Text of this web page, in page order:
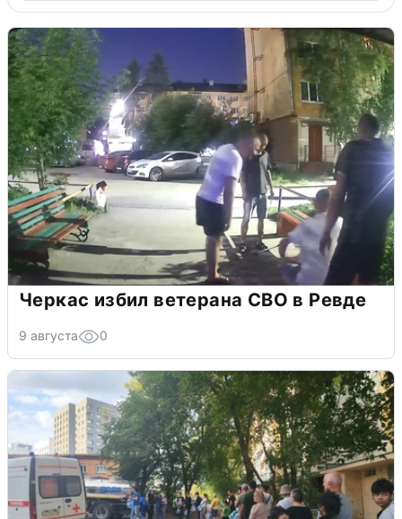
Черкас избил ветерана СВО в Ревде
9 августа 0